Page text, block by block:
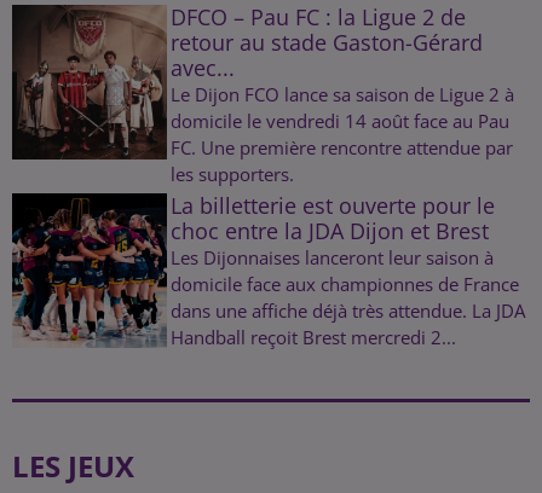
DFCO – Pau FC : la Ligue 2 de
retour au stade Gaston-Gérard
avec...
Le Dijon FCO lance sa saison de Ligue 2 à
domicile le vendredi 14 août face au Pau
FC. Une première rencontre attendue par
les supporters.
La billetterie est ouverte pour le
choc entre la JDA Dijon et Brest
Les Dijonnaises lanceront leur saison à
domicile face aux championnes de France
dans une affiche déjà très attendue. La JDA
Handball reçoit Brest mercredi 2...
LES JEUX